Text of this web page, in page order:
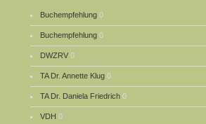
Buchempfehlung 0
Buchempfehlung 0
DWZRV 0
TA Dr. Annette Klug 0
TA Dr. Daniela Friedrich 0
VDH 0